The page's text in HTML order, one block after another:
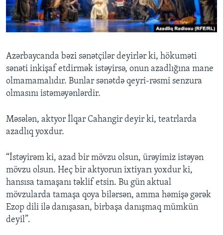
BIZI IZLƏYIN
Dillər
Azərbaycanda bəzi sənətçilər deyirlər ki, hökuməti
sənəti inkişaf etdirmək istəyirsə, onun azadlığına mane
olmamamalıdır. Bunlar sənətdə qeyri-rəsmi senzura
olmasını istəməyənlərdir.
Məsələn, aktyor İlqar Cahangir deyir ki, teatrlarda
azadlıq yoxdur.
“İstəyirəm ki, azad bir mövzu olsun, ürəyimiz istəyən
mövzu olsun. Heç bir aktyorun ixtiyarı yoxdur ki,
hansısa tamaşanı təklif etsin. Bu gün aktual
mövzularda tamaşa qoya bilərsən, amma həmişə gərək
Ezop dili ilə danışasan, birbaşa danışmaq mümkün
deyil”.